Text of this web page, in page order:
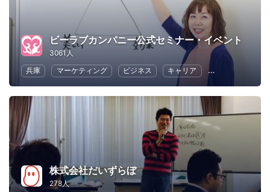
ビーラブカンパニー公式セミナー・イベント
3061人
兵庫
マーケティング ビジネス キャリア コミュニケーシ
株式会社だいずらぼ
278人